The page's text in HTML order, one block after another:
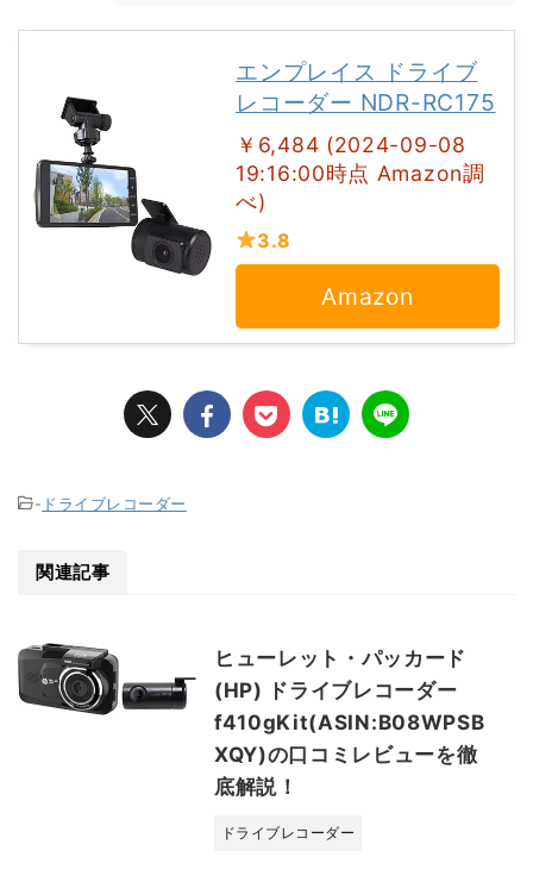
エンプレイス ドライブ
レコーダー NDR-RC175
￥6,484 (2024-09-08
19:16:00時点 Amazon調
べ)
3.8
Amazon
- ドライブレコーダー
関連記事
ヒューレット・パッカード
(HP) ドライブレコーダー
f410gKit(ASIN:B08WPSB
XQY)の口コミレビューを徹
底解説！
ドライブレコーダー